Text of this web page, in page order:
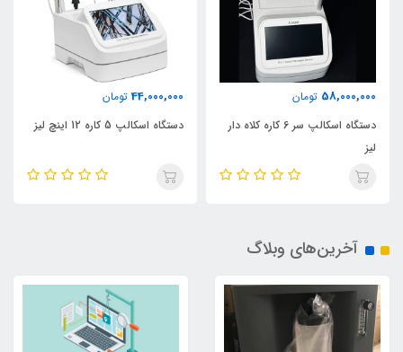
58,000,000 تومان
دستگاه اسکالپ سر 6 کاره کلاه دار
لیز
44,000,000 تومان
دستگاه اسکالپ 5 کاره 12 اینچ لیز
آخرین‌های وبلاگ